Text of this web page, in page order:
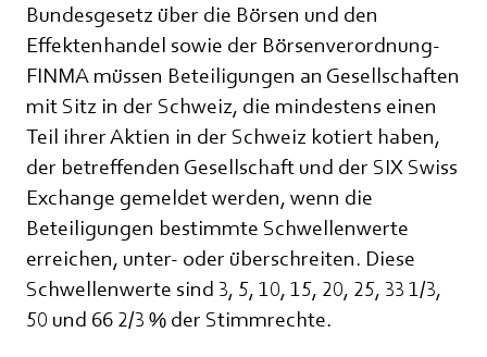
Bundesgesetz über die Börsen und den
Effektenhandel sowie der Börsenverordnung-
FINMA müssen Beteiligungen an Gesellschaften
mit Sitz in der Schweiz, die mindestens einen
Teil ihrer Aktien in der Schweiz kotiert haben,
der betreffenden Gesellschaft und der SIX Swiss
Exchange gemeldet werden, wenn die
Beteiligungen bestimmte Schwellenwerte
erreichen, unter- oder überschreiten. Diese
Schwellenwerte sind 3, 5, 10, 15, 20, 25, 33 1/3,
50 und 66 2/3 % der Stimmrechte.